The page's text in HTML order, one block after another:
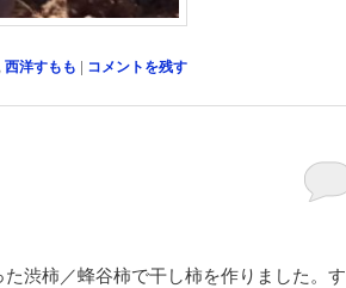
西洋すもも | コメントを残す
渋柿／蜂谷柿で干し柿を作りました。す